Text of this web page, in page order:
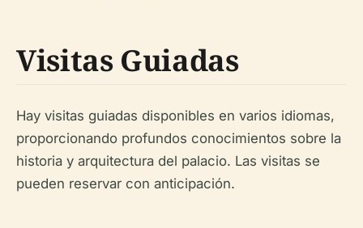
Visitas Guiadas
Hay visitas guiadas disponibles en varios idiomas,
proporcionando profundos conocimientos sobre la
historia y arquitectura del palacio. Las visitas se
pueden reservar con anticipación.